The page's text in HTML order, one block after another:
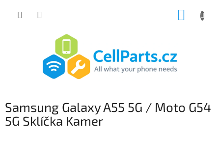
Samsung Galaxy A55 5G / Moto G54
5G Sklíčka Kamer